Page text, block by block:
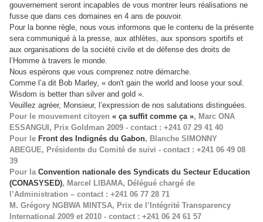
gouvernement seront incapables de vous montrer leurs réalisations ne
fusse que dans ces domaines en 4 ans de pouvoir.
Pour la bonne règle, nous vous informons que le contenu de la présente
sera communiqué à la presse, aux athlètes, aux sponsors sportifs et
aux organisations de la société civile et de défense des droits de
l’Homme à travers le monde.
Nous espérons que vous comprenez notre démarche.
Comme l’a dit Bob Marley, « don't gain the world and loose your soul.
Wisdom is better than silver and gold ».
Veuillez agréer, Monsieur, l’expression de nos salutations distinguées.
Pour le mouvement citoyen « ça suffit comme ça », Marc ONA
ESSANGUI, Prix Goldman 2009 - contact : +241 07 29 41 40
Pour le Front des Indignés du Gabon, Blanche SIMONNY
ABEGUE, Présidente du Comité de suivi - contact : +241 06 49 08
39
Pour la Convention nationale des Syndicats du Secteur Education
(CONASYSED), Marcel LIBAMA, Délégué chargé de
l’Administration – contact : +241 06 77 28 71
M. Grégory NGBWA MINTSA, Prix de l’Intégrité Transparency
International 2009 et 2010 - contact : +241 06 24 61 57